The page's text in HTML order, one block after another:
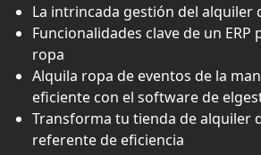
La intrincada gestión del alquiler
Funcionalidades clave de un ERP
ropa
Alquila ropa de eventos de la
eficiente con el software de
Transforma tu tienda de alquiler
referente de eficiencia